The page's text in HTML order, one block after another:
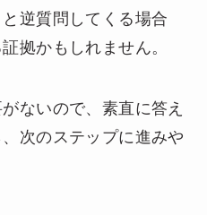
逆質問してくる場合
拠かもしれません。
ないので、素直に答え
次のステップに進みや